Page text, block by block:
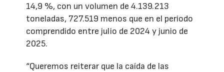
14,9 %, con un volumen de 4.139.213
toneladas, 727.519 menos que en el periodo
comprendido entre julio de 2024 y junio de
2025.
“Queremos reiterar que la caída de las